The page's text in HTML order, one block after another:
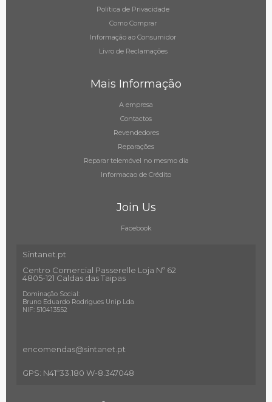
Política de Privacidade
Como Comprar
Informação ao Consumidor
Livro de Reclamações
Mais Informação
A empresa
Contactos
Revendedores
Reparações
Reparar telemóvel no mesmo dia
Informacao de Crédito
Join Us
Facebook
Sintanet.pt
Centro Comercial Passerelle Loja Nº 62
4805-121 Caldas das Taipas
Dominação Social:
Bruno Eduardo Rodrigues Unip Lda
NIF: 510413552
encomendas@sintanet .pt
GPS: N41º33.180 W-8.347048